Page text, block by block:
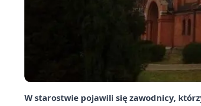
W starostwie pojawili się zawodnicy,